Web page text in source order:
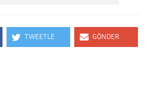
TWEETLE GÖNDER